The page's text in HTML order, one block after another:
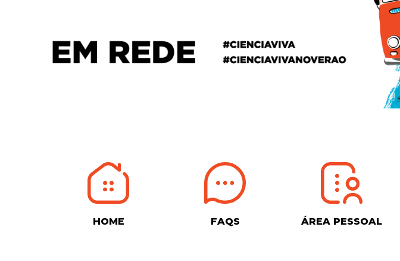
HOME FAQS ÁREA PESSOAL